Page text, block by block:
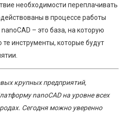
необходимости переплачивать
в процессе работы
– это база, на которую
инструменты, которые будут
крупных предприятий,
nanoCAD на уровне всех
Сегодня можно уверенно